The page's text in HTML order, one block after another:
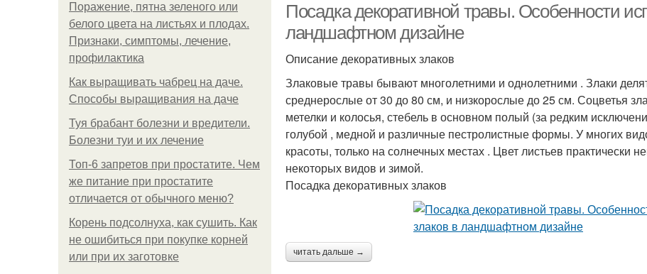
Поражение, пятна зеленого или
белого цвета на листьях и плодах.
Признаки, симптомы, лечение,
профилактика
Как выращивать чабрец на даче.
Способы выращивания на даче
Туя брабант болезни и вредители.
Болезни туи и их лечение
Топ-6 запретов при простатите. Чем
же питание при простатите
отличается от обычного меню?
Корень подсолнуха, как сушить. Как
не ошибиться при покупке корней
или при их заготовке
Посадка декоративной травы. Особенности
ландшафтном дизайне
Описание декоративных злаков
Злаковые травы бывают многолетними и однолетними . Злаки
среднерослые от 30 до 80 см, и низкорослые до 25 см. Соцветья
метелки и колосья, стебель в основном полый (за редким
голубой , медной и различные пестролистные формы. У многих
красоты, только на солнечных местах . Цвет листьев практически
некоторых видов и зимой.
Посадка декоративных злаков
читать дальше →